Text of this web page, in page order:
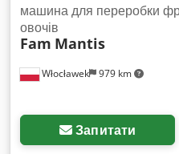
Włocławek 979 km
машина для переробки
овочів
Fam Mantis
Запитати